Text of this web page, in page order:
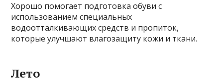
Хорошо помогает подготовка обуви с
использованием специальных
водоотталкивающих средств и пропиток,
которые улучшают влагозащиту кожи и ткани.
Лето